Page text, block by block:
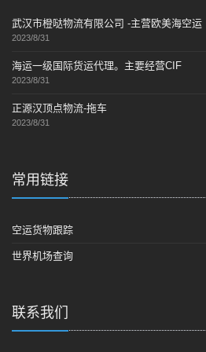
武汉市橙哒物流有限公司 -主营欧美海空运
2023/8/31
海运一级国际货运代理。主要经营CIF
2023/8/31
正源汉顶点物流-拖车
2023/8/31
常用链接
空运货物跟踪
世界机场查询
联系我们